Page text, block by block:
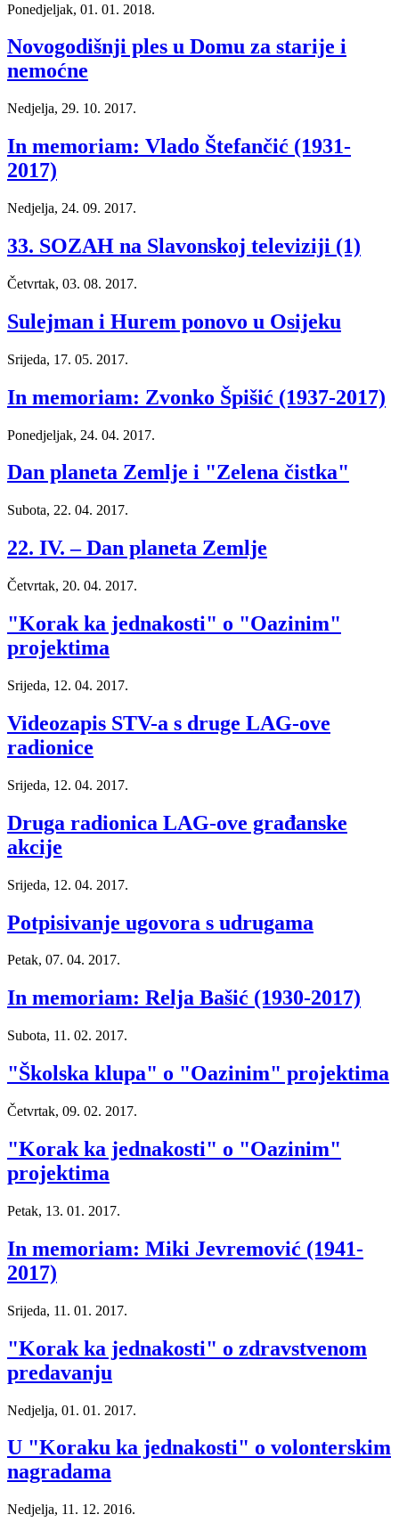
Ponedjeljak, 01. 01. 2018.
Novogodišnji ples u Domu za starije i
nemoćne
Nedjelja, 29. 10. 2017.
In memoriam: Vlado Štefančić (1931-
2017)
Nedjelja, 24. 09. 2017.
33. SOZAH na Slavonskoj televiziji (1)
Četvrtak, 03. 08. 2017.
Sulejman i Hurem ponovo u Osijeku
Srijeda, 17. 05. 2017.
In memoriam: Zvonko Špišić (1937-2017)
Ponedjeljak, 24. 04. 2017.
Dan planeta Zemlje i "Zelena čistka"
Subota, 22. 04. 2017.
22. IV. – Dan planeta Zemlje
Četvrtak, 20. 04. 2017.
"Korak ka jednakosti" o "Oazinim"
projektima
Srijeda, 12. 04. 2017.
Videozapis STV-a s druge LAG-ove
radionice
Srijeda, 12. 04. 2017.
Druga radionica LAG-ove građanske
akcije
Srijeda, 12. 04. 2017.
Potpisivanje ugovora s udrugama
Petak, 07. 04. 2017.
In memoriam: Relja Bašić (1930-2017)
Subota, 11. 02. 2017.
"Školska klupa" o "Oazinim" projektima
Četvrtak, 09. 02. 2017.
"Korak ka jednakosti" o "Oazinim"
projektima
Petak, 13. 01. 2017.
In memoriam: Miki Jevremović (1941-
2017)
Srijeda, 11. 01. 2017.
"Korak ka jednakosti" o zdravstvenom
predavanju
Nedjelja, 01. 01. 2017.
U "Koraku ka jednakosti" o volonterskim
nagradama
Nedjelja, 11. 12. 2016.